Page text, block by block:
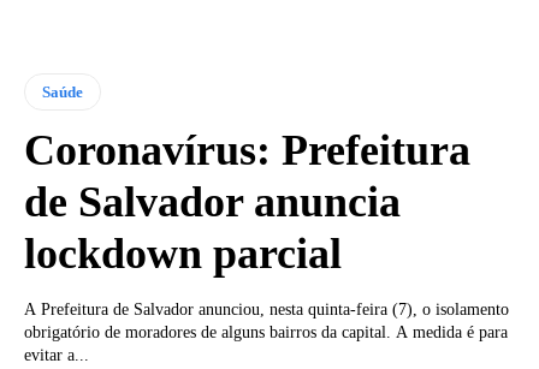
Saúde
Coronavírus: Prefeitura
de Salvador anuncia
lockdown parcial
A Prefeitura de Salvador anunciou, nesta quinta-feira (7), o isolamento
obrigatório de moradores de alguns bairros da capital. A medida é para
evitar a...